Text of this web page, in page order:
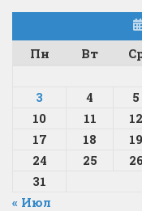
Пн
Вт
3
4 5
10
11 12
17
18 19
24
25 26
31
« Июл